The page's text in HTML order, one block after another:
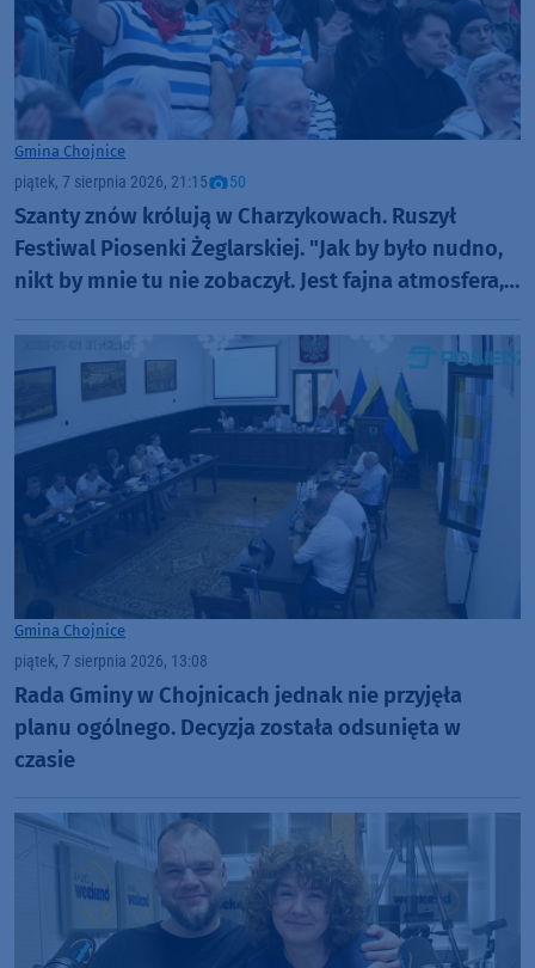
Gmina Chojnice
piątek, 7 sierpnia 2026, 21:15 50
Szanty znów królują w Charzykowach. Ruszył
Festiwal Piosenki Żeglarskiej. "Jak by było nudno,
nikt by mnie tu nie zobaczył. Jest fajna atmosfera,
Gmina Chojnice
piątek, 7 sierpnia 2026, 13:08
Rada Gminy w Chojnicach jednak nie przyjęła
planu ogólnego. Decyzja została odsunięta w
czasie